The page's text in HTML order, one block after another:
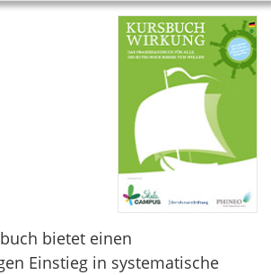
bietet einen
Einstieg in systematische